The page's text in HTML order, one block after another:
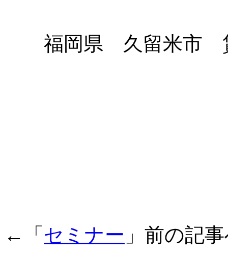
福岡県 久留米市
←「 セミナー 」前の